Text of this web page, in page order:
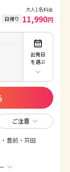
大人1名料金
日帰り 11,990円
出発日
を選ぶ
ご注意
豊前・苅田